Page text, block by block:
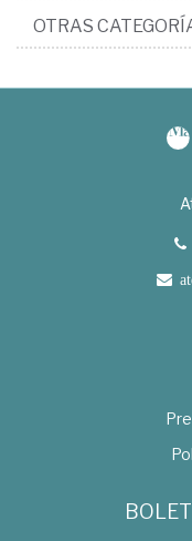
OTRAS